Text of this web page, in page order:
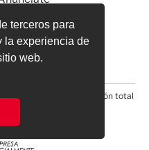
terceros para
la experiencia de
web.
Prohibida la reproducción total
medio electrónico*